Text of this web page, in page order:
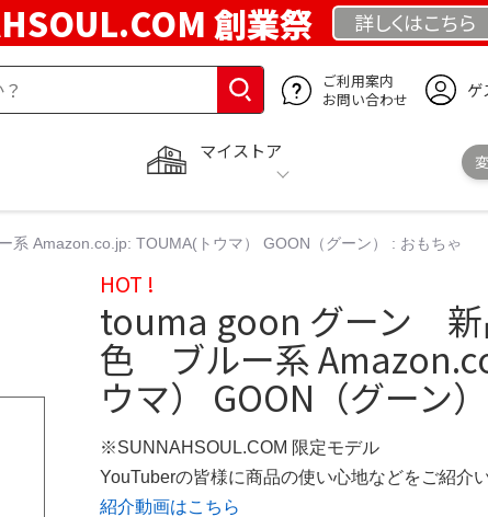
創業祭 詳しくはこちら
ご利用案内
お問い合わせ
ゲ
マイストア
Amazon.co.jp: TOUMA(トウマ） GOON（グーン） : おもちゃ
HOT !
touma goon グーン
色 ブルー系
ウマ） GOON（グーン
※SUNNAHSOUL.COM 限定モデル
YouTuberの皆様に商品の使い心地などをご紹介
紹介動画はこちら